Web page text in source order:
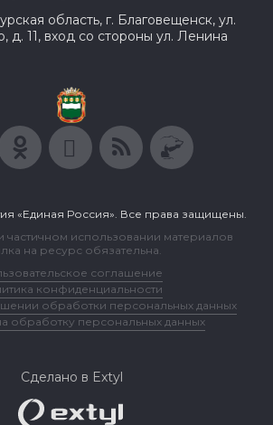
область, г. Благовещенск, ул.
д. 11, вход со стороны ул. Ленина
«Единая Россия». Все права защищены.
использовании материалов
на ресурс обязательна.
соглашение
конфиденциальности
обработки персональных данных
обработку персональных данных
Сделано в Extyl